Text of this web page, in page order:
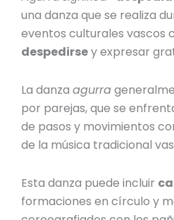
una danza que se realiza
eventos culturales vascos
despedirsey expresar
La danzaagurra
por parejas, que se
de pasos y movimientos
de la música tradicional
Esta danza puede incluir
formaciones en círculo y